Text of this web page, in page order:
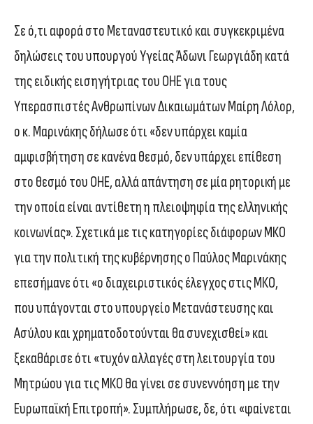
Σε ό,τι αφορά στο Μεταναστευτικό και συγκεκριμένα
δηλώσεις του υπουργού Υγείας Άδωνι Γεωργιάδη κατά
της ειδικής εισηγήτριας του ΟΗΕ για τους
Υπερασπιστές Ανθρωπίνων Δικαιωμάτων Μαίρη Λόλορ,
ο κ. Μαρινάκης δήλωσε ότι «δεν υπάρχει καμία
αμφισβήτηση σε κανένα θεσμό, δεν υπάρχει επίθεση
στο θεσμό του ΟΗΕ, αλλά απάντηση σε μία ρητορική με
την οποία είναι αντίθετη η πλειοψηφία της ελληνικής
κοινωνίας». Σχετικά με τις κατηγορίες διάφορων ΜΚΟ
για την πολιτική της κυβέρνησης ο Παύλος Μαρινάκης
επεσήμανε ότι «ο διαχειριστικός έλεγχος στις ΜΚΟ,
που υπάγονται στο υπουργείο Μετανάστευσης και
Ασύλου και χρηματοδοτούνται θα συνεχισθεί» και
ξεκαθάρισε ότι «τυχόν αλλαγές στη λειτουργία του
Μητρώου για τις ΜΚΟ θα γίνει σε συνεννόηση με την
Ευρωπαϊκή Επιτροπή». Συμπλήρωσε, δε, ότι «φαίνεται